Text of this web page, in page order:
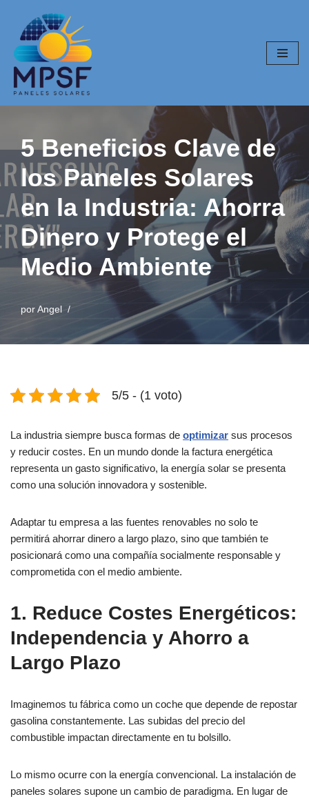
Saltar
al
contenido
5 Beneficios Clave de
los Paneles Solares
en la Industria: Ahorra
Dinero y Protege el
Medio Ambiente
por Angel
5/5 - (1 voto)
La industria siempre busca formas de optimizar sus procesos
y reducir costes. En un mundo donde la factura energética
representa un gasto significativo, la energía solar se presenta
como una solución innovadora y sostenible.
Adaptar tu empresa a las fuentes renovables no solo te
permitirá ahorrar dinero a largo plazo, sino que también te
posicionará como una compañía socialmente responsable y
comprometida con el medio ambiente.
1. Reduce Costes Energéticos:
Independencia y Ahorro a
Largo Plazo
Imaginemos tu fábrica como un coche que depende de repostar
gasolina constantemente. Las subidas del precio del
combustible impactan directamente en tu bolsillo.
Lo mismo ocurre con la energía convencional. La instalación de
paneles solares supone un cambio de paradigma. En lugar de